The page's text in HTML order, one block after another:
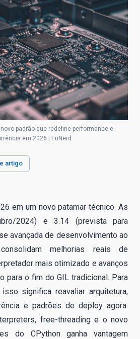
padrão que redefine performance e
em 2026 | EuNerd
artigo
em um novo patamar técnico. As
2024) e 3.14 (prevista para
avançada de desenvolvimento ao
melhorias reais de
mais otimizado e avanços
para o fim do GIL tradicional. Para
significa reavaliar arquitetura,
e padrões de deploy agora.
free-threading e o novo
do CPython ganha vantagem